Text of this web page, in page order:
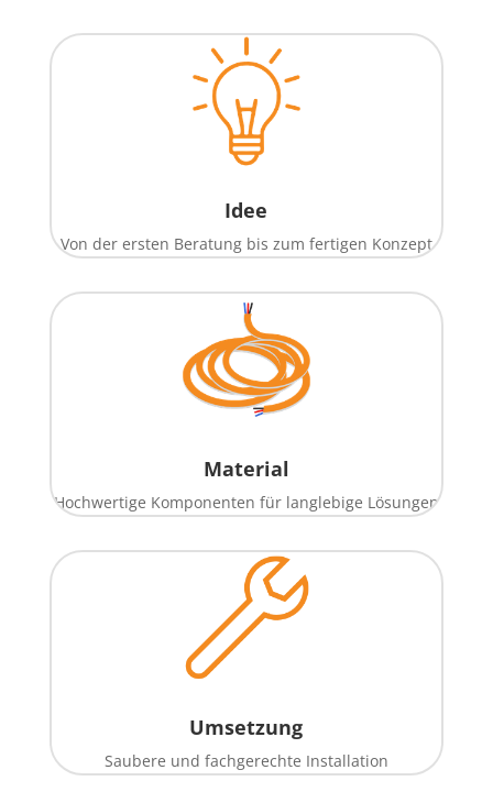
Idee
Von der ersten Beratung bis zum fertigen Konzept
Material
Hochwertige Komponenten für langlebige Lösungen
Umsetzung
Saubere und fachgerechte Installation